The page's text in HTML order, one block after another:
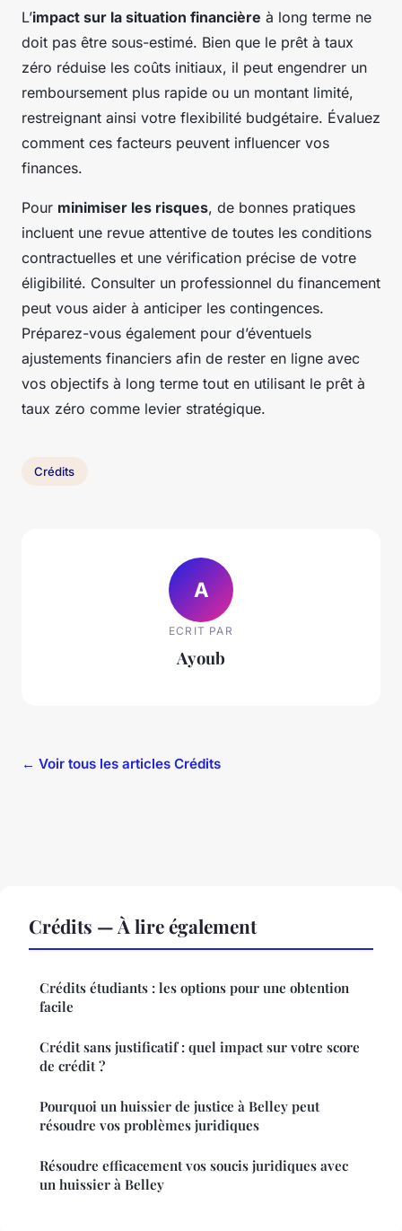
L’impact sur la situation financière à long terme ne
doit pas être sous-estimé. Bien que le prêt à taux
zéro réduise les coûts initiaux, il peut engendrer un
remboursement plus rapide ou un montant limité,
restreignant ainsi votre flexibilité budgétaire. Évaluez
comment ces facteurs peuvent influencer vos
finances.
Pour minimiser les risques, de bonnes pratiques
incluent une revue attentive de toutes les conditions
contractuelles et une vérification précise de votre
éligibilité. Consulter un professionnel du financement
peut vous aider à anticiper les contingences.
Préparez-vous également pour d’éventuels
ajustements financiers afin de rester en ligne avec
vos objectifs à long terme tout en utilisant le prêt à
taux zéro comme levier stratégique.
Crédits
A
ECRIT PAR
Ayoub
← Voir tous les articles Crédits
Crédits — À lire également
Crédits étudiants : les options pour une obtention
facile
Crédit sans justificatif : quel impact sur votre score
de crédit ?
Pourquoi un huissier de justice à Belley peut
résoudre vos problèmes juridiques
Résoudre efficacement vos soucis juridiques avec
un huissier à Belley